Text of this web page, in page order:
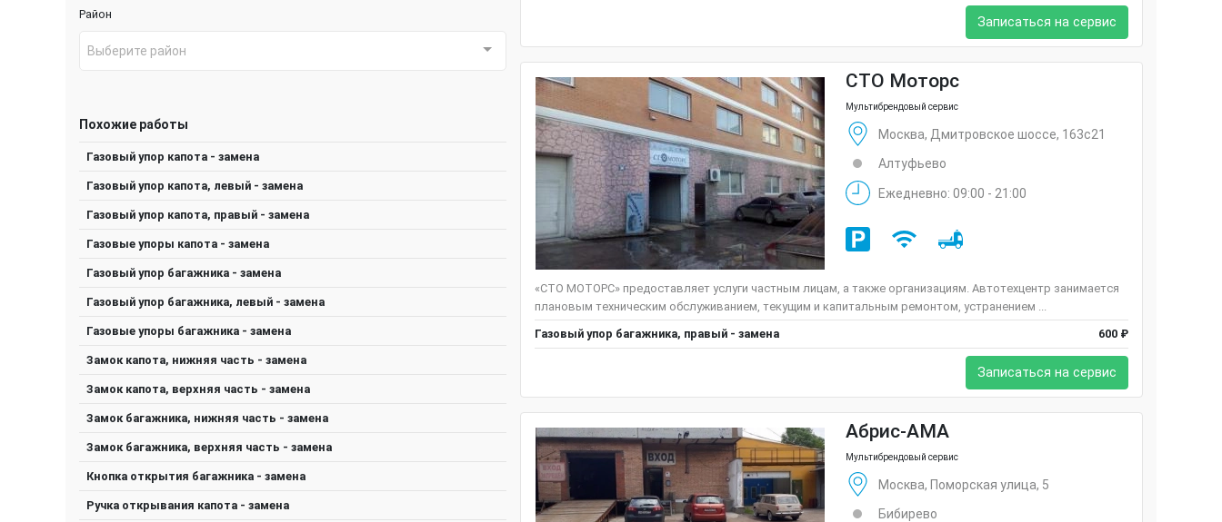
Район
Выберите район
Похожие работы
Газовый упор капота - замена
Газовый упор капота, левый - замена
Газовый упор капота, правый - замена
Газовые упоры капота - замена
Газовый упор багажника - замена
Газовый упор багажника, левый - замена
Газовые упоры багажника - замена
Замок капота, нижняя часть - замена
Замок капота, верхняя часть - замена
Замок багажника, нижняя часть - замена
Замок багажника, верхняя часть - замена
Кнопка открытия багажника - замена
Ручка открывания капота - замена
Записаться на сервис
СТО Моторс
Мультибрендовый сервис
Москва, Дмитровское шоссе, 163с21
Алтуфьево
Ежедневно: 09:00 - 21:00
«СТО МОТОРС» предоставляет услуги частным лицам, а также организациям. Автотехцентр занимается
плановым техническим обслуживанием, текущим и капитальным ремонтом, устранением ...
Газовый упор багажника, правый - замена
600 ₽
Записаться на сервис
Абрис-АМА
Мультибрендовый сервис
Москва, Поморская улица, 5
Бибирево